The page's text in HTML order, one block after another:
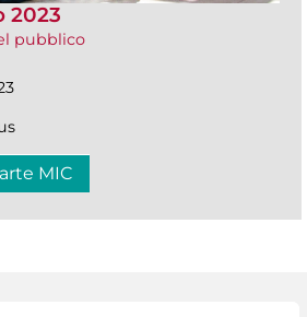
2023
pubblico
MIC